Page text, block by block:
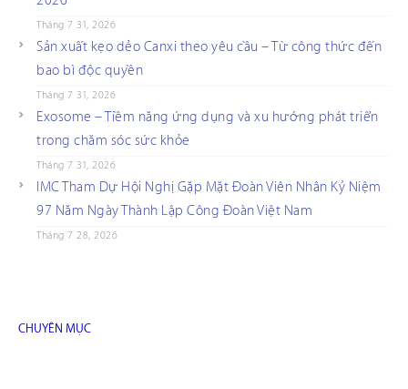
Tháng 7 31, 2026
Sản xuất kẹo dẻo Canxi theo yêu cầu – Từ công thức đến
bao bì độc quyền
Tháng 7 31, 2026
Exosome – Tiềm năng ứng dụng và xu hướng phát triển
trong chăm sóc sức khỏe
Tháng 7 31, 2026
IMC Tham Dự Hội Nghị Gặp Mặt Đoàn Viên Nhân Kỷ Niệm
97 Năm Ngày Thành Lập Công Đoàn Việt Nam
Tháng 7 28, 2026
CHUYÊN MỤC